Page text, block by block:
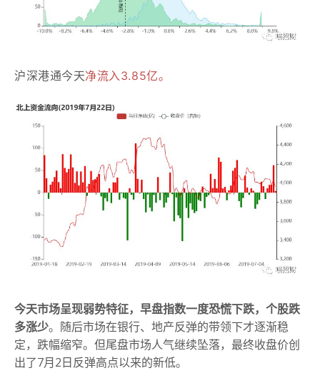
沪深港通今天净流入3.85亿。
今天市场呈现弱势特征，早盘指数一度恐慌下跌，个股跌
多涨少。随后市场在银行、地产反弹的带领下才逐渐稳
定，跌幅缩窄。但尾盘市场人气继续坠落，最终收盘价创
出了7月2日反弹高点以来的新低。